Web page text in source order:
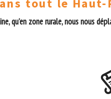
tout le Haut-
qu’en zone rurale, nous nous